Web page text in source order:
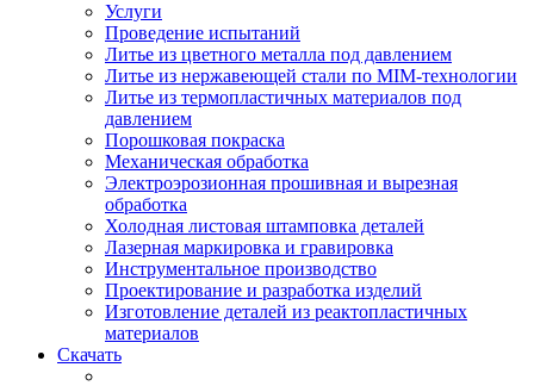
Услуги
Проведение испытаний
Литье из цветного металла под давлением
Литье из нержавеющей стали по MIM-технологии
Литье из термопластичных материалов под
давлением
Порошковая покраска
Механическая обработка
Электроэрозионная прошивная и вырезная
обработка
Холодная листовая штамповка деталей
Лазерная маркировка и гравировка
Инструментальное производство
Проектирование и разработка изделий
Изготовление деталей из реактопластичных
материалов
Скачать